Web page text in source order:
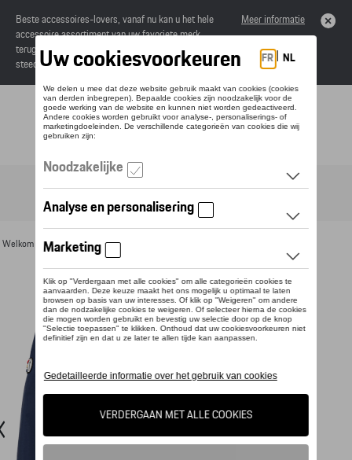
Beste accessoires-lovers, vanaf nu kan u het hele
accessoire assortiment van uw favoriete merk
terugvinden in de online catalogus. Deze kunnen
steeds besteld worden via uw dealer.
Meer informatie
Toggle navigation
Welkom >Voor u >Textiel >